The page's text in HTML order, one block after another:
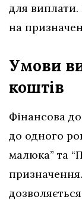
для
на
Умови
коштів
Фінансова
до одного
малюка” та